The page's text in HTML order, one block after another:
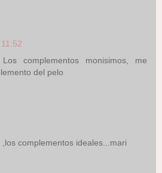
11:52
complementos monisimos, me
del pelo
complementos ideales...mari